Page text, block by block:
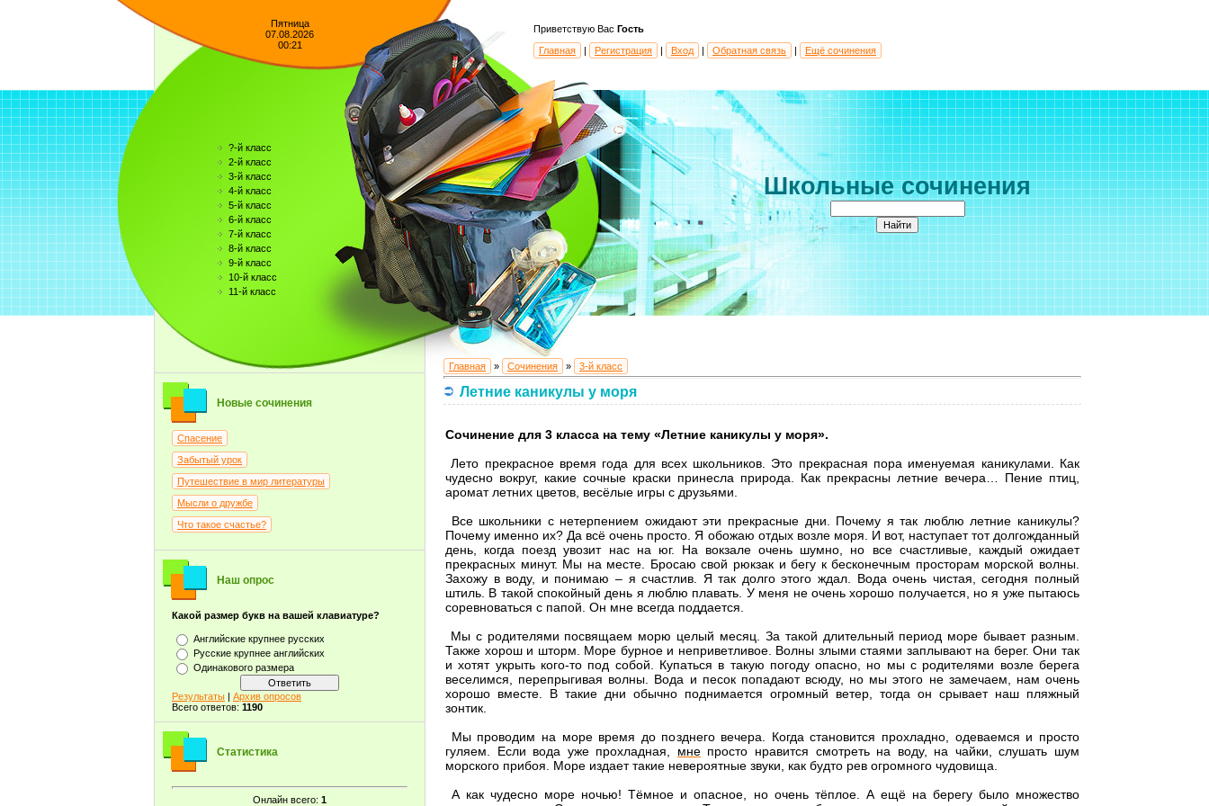
Пятница
07.08.2026
00:21
?-й класс
2-й класс
3-й класс
4-й класс
5-й класс
6-й класс
7-й класс
8-й класс
9-й класс
10-й класс
11-й класс
Новые сочинения
Спасение
Забытый урок
Путешествие в мир литературы
Мысли о дружбе
Что такое счастье?
Наш опрос
Какой размер букв на вашей клавиатуре?
Английские крупнее русских
Русские крупнее английских
Одинакового размера
Результаты | Архив опросов
Всего ответов: 1190
Статистика
Онлайн всего: 1
Приветствую Вас Гость
Главная
| Регистрация | Вход | Обратная связь | Ещё сочинения
Школьные сочинения
Главная » Сочинения » 3-й класс
Летние каникулы у моря
Сочинение для 3 класса на тему «Летние каникулы у моря».
Лето прекрасное время года для всех школьников. Это прекрасная пора именуемая каникулами. Как
чудесно вокруг, какие сочные краски принесла природа. Как прекрасны летние вечера… Пение птиц,
аромат летних цветов, весёлые игры с друзьями.
Все школьники с нетерпением ожидают эти прекрасные дни. Почему я так люблю летние каникулы?
Почему именно их? Да всё очень просто. Я обожаю отдых возле моря. И вот, наступает тот долгожданный
день, когда поезд увозит нас на юг. На вокзале очень шумно, но все счастливые, каждый ожидает
прекрасных минут. Мы на месте. Бросаю свой рюкзак и бегу к бесконечным просторам морской волны.
Захожу в воду, и понимаю – я счастлив. Я так долго этого ждал. Вода очень чистая, сегодня полный
штиль. В такой спокойный день я люблю плавать. У меня не очень хорошо получается, но я уже пытаюсь
соревноваться с папой. Он мне всегда поддается.
Мы с родителями посвящаем морю целый месяц. За такой длительный период море бывает разным.
Также хорош и шторм. Море бурное и неприветливое. Волны злыми стаями заплывают на берег. Они так
и хотят укрыть кого-то под собой. Купаться в такую погоду опасно, но мы с родителями возле берега
веселимся, перепрыгивая волны. Вода и песок попадают всюду, но мы этого не замечаем, нам очень
хорошо вместе. В такие дни обычно поднимается огромный ветер, тогда он срывает наш пляжный
зонтик.
Мы проводим на море время до позднего вечера. Когда становится прохладно, одеваемся и просто
гуляем. Если вода уже прохладная, мнепросто нравится смотреть на воду, на чайки, слушать шум
морского прибоя. Море издает такие невероятные звуки, как будто рев огромного чудовища.
А как чудесно море ночью! Тёмное и опасное, но очень тёплое. А ещё на берегу было множество